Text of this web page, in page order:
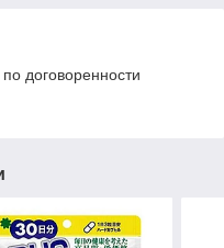
договоренности